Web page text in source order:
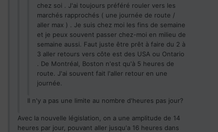
chez soi . J'ai toujours préféré rouler vers les
marchés rapprochés ( une journée de route /
aller max ) . Je suis chez moi les fins de semaine
et je peux souvent passer chez-moi en milieu de
semaine aussi. Faut juste être prêt à faire du 2 à
3 aller retours vers côte est des USA ou Ontario
. De Montréal, Boston n'est qu'à 5 heures de
route. J'ai souvent fait l'aller retour en une
journée.
Il n'y a pas une limite au nombre d'heures pas jour?
Avec la nouvelle législation, on a une amplitude de 14
heures par jour, pouvant aller jusqu'a 16 heures dans